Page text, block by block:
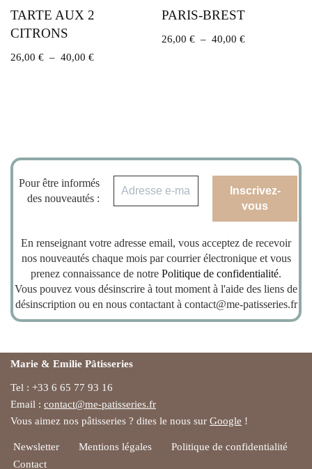
TARTE AUX 2
CITRONS
26,00 € – 40,00 €
PARIS-BREST
26,00€ – 40,00€
Pour être informés
des nouveautés :
En renseignant votre adresse email, vous acceptez de recevoir
nos nouveautés chaque mois par courrier électronique et vous
prenez connaissance de notre Politique de confidentialité.
Vous pouvez vous désinscrire à tout moment à l'aide des liens de
désinscription ou en nous contactant à contact@me-patisseries.fr
Marie & Emilie Pâtisseries
Tel : +33 6 65 77 93 16
Email : contact@me-patisseries.fr
Vous aimez nos pâtisseries ? dites le nous sur Google !
Newsletter Mentions légales
Politique de confidentialité
Contact